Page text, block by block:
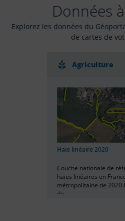
Données
Explorez les données du
de cartes de
Agriculture
Haie linéaire 2020
Couche nationale de
haies linéaires en
métropolitaine de
de...